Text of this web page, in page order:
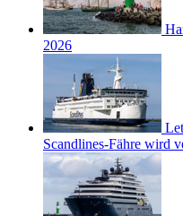
2026
Scandlines-Fähre wird